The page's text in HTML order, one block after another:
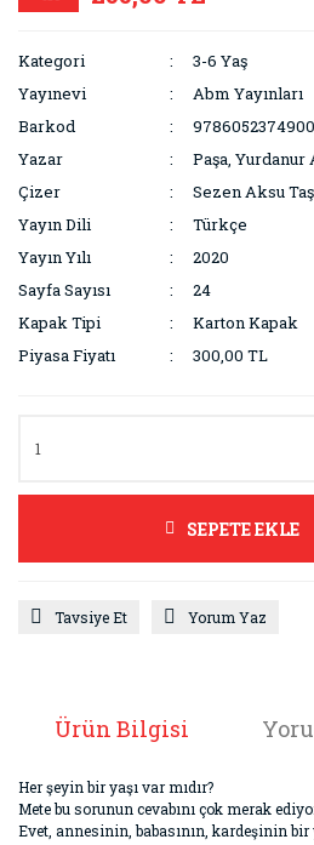
Kategori
3-6 Yaş
Yayınevi
Abm Yayınları
Barkod
9786052374900
Yazar
Paşa, Yurdanur
Çizer
Sezen Aksu
Yayın Dili
Türkçe
Yayın Yılı
2020
Sayfa Sayısı
24
Kapak Tipi
Karton Kapak
Piyasa Fiyatı
300,00 TL
SEPETE EKLE
Tavsiye Et Yorum Yaz
Ürün Bilgisi
Her şeyin bir yaşı var mıdır?
Mete bu sorunun cevabını çok merak
Evet, annesinin, babasının, kardeşinin bir